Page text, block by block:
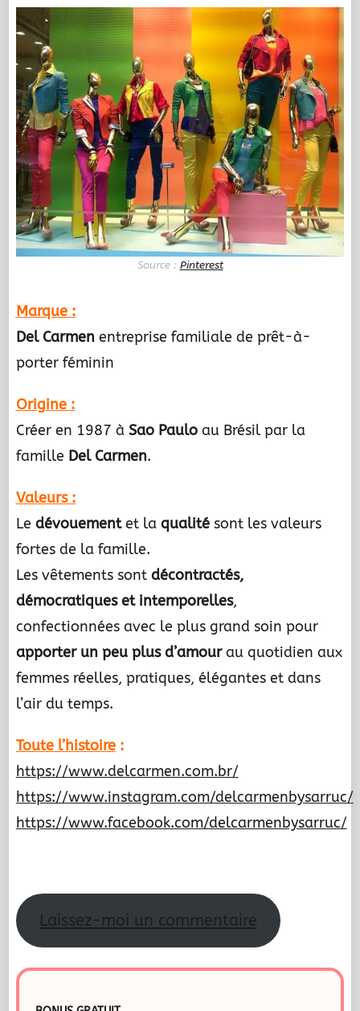
Source : Pinterest
Marque :
Del Carmen entreprise familiale de prêt-à-
porter féminin
Origine :
Créer en 1987 à Sao Paulo au Brésil par la
famille Del Carmen.
Valeurs :
Le dévouementet la qualitésont les valeurs
fortes de la famille.
Les vêtements sont décontractés,
démocratiques et intemporelles,
confectionnées avec le plus grand soin pour
apporter un peu plus d’amourau quotidien aux
femmes réelles, pratiques, élégantes et dans
l’air du temps.
Toute l’histoire:
https://www.delcarmen.com.br/
https://www.instagram.com/delcarmenbysarruc/
https://www.facebook.com/delcarmenbysarruc/
Laissez-moi un commentaire